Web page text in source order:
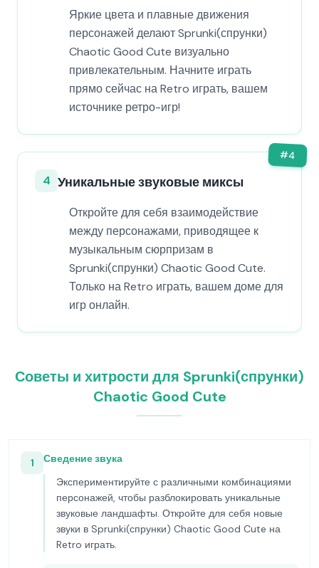
Яркие цвета и плавные движения
персонажей делают Sprunki(спрунки)
Chaotic Good Cute визуально
привлекательным. Начните играть
прямо сейчас на Retro играть, вашем
источнике ретро-игр!
#4
4 Уникальные звуковые миксы
Откройте для себя взаимодействие
между персонажами, приводящее к
музыкальным сюрпризам в
Sprunki(спрунки) Chaotic Good Cute.
Только на Retro играть, вашем доме для
игр онлайн.
Советы и хитрости для Sprunki(спрунки)
Chaotic Good Cute
1
Сведение звука
Экспериментируйте с различными комбинациями
персонажей, чтобы разблокировать уникальные
звуковые ландшафты. Откройте для себя новые
звуки в Sprunki(спрунки) Chaotic Good Cute на
Retro играть.